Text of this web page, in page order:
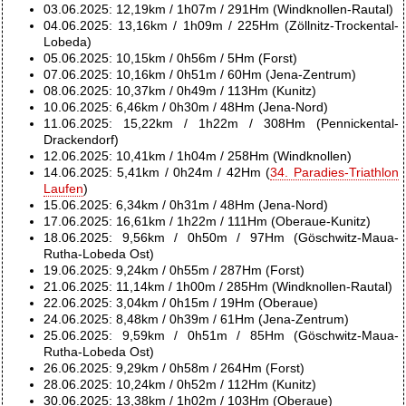
03.06.2025: 12,19km / 1h07m / 291Hm (Windknollen-Rautal)
04.06.2025: 13,16km / 1h09m / 225Hm (Zöllnitz-Trockental-
Lobeda)
05.06.2025: 10,15km / 0h56m / 5Hm (Forst)
07.06.2025: 10,16km / 0h51m / 60Hm (Jena-Zentrum)
08.06.2025: 10,37km / 0h49m / 113Hm (Kunitz)
10.06.2025: 6,46km / 0h30m / 48Hm (Jena-Nord)
11.06.2025: 15,22km / 1h22m / 308Hm (Pennickental-
Drackendorf)
12.06.2025: 10,41km / 1h04m / 258Hm (Windknollen)
14.06.2025: 5,41km / 0h24m / 42Hm (34. Paradies-Triathlon
Laufen)
15.06.2025: 6,34km / 0h31m / 48Hm (Jena-Nord)
17.06.2025: 16,61km / 1h22m / 111Hm (Oberaue-Kunitz)
18.06.2025: 9,56km / 0h50m / 97Hm (Göschwitz-Maua-
Rutha-Lobeda Ost)
19.06.2025: 9,24km / 0h55m / 287Hm (Forst)
21.06.2025: 11,14km / 1h00m / 285Hm (Windknollen-Rautal)
22.06.2025: 3,04km / 0h15m / 19Hm (Oberaue)
24.06.2025: 8,48km / 0h39m / 61Hm (Jena-Zentrum)
25.06.2025: 9,59km / 0h51m / 85Hm (Göschwitz-Maua-
Rutha-Lobeda Ost)
26.06.2025: 9,29km / 0h58m / 264Hm (Forst)
28.06.2025: 10,24km / 0h52m / 112Hm (Kunitz)
30.06.2025: 13,38km / 1h02m / 103Hm (Oberaue)